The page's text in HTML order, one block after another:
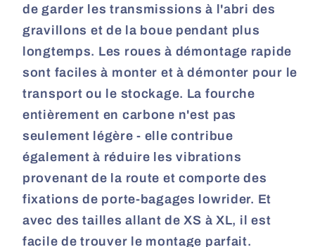
de garder les transmissions à l'abri des
gravillons et de la boue pendant plus
longtemps. Les roues à démontage rapide
sont faciles à monter et à démonter pour le
transport ou le stockage. La fourche
entièrement en carbone n'est pas
seulement légère - elle contribue
également à réduire les vibrations
provenant de la route et comporte des
fixations de porte-bagages lowrider. Et
avec des tailles allant de XS à XL, il est
facile de trouver le montage parfait.